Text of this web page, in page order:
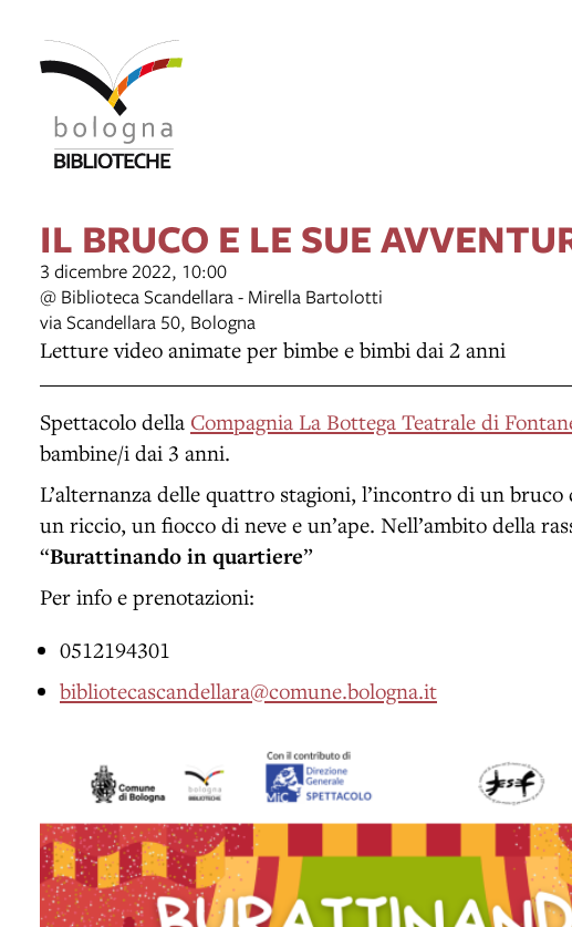
IL BRUCO E LE SUE
3 dicembre 2022, 10:00
@ Biblioteca Scandellara - Mirella Bartolotti
via Scandellara 50, Bologna
Letture video animate per bimbe e bimbi dai 2 anni
Spettacolo della Compagnia La Bottega Teatrale di
bambine/i dai 3 anni.
L’alternanza delle quattro stagioni, l’incontro di un bruco
un riccio, un fiocco di neve e un’ape. Nell’ambito della
“Burattinando in quartiere”
Per info e prenotazioni:
0512194301
bibliotecascandellara@comune.bologna.it